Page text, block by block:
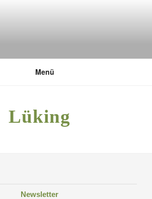
UMWELTSTIFTUNG
Menü
Lüking
Newsletter